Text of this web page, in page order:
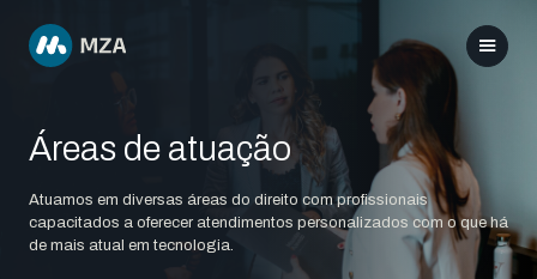
Áreas de atuação
Atuamos em diversas áreas do direito com profissionais
capacitados a oferecer atendimentos personalizados com o que há
de mais atual em tecnologia.